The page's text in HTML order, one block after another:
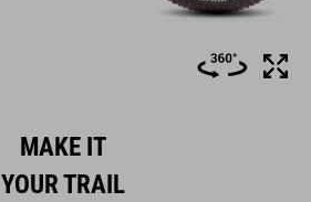
MAKE IT
YOUR TRAIL